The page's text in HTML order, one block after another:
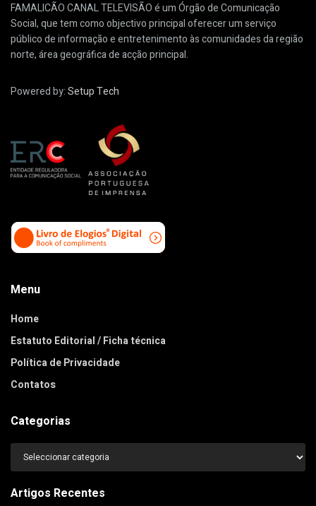
FAMALICÃO CANAL TELEVISÃO é um Órgão de Comunicação
Social, que tem como objectivo principal oferecer um serviço
público de informação e entretenimento às comunidades da região
norte, área geográfica de acção principal.
Powered by:Setup Tech
Menu
Home
Estatuto Editorial / Ficha técnica
Política de Privacidade
Contatos
Categorias
Categorias
Artigos Recentes